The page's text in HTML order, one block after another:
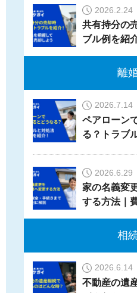
2026.2.24
共有持分の
ブル例を紹
て、安全に
離
2026.7.14
ペアローン
る？トラブ
2026.6.29
家の名義変
する方法｜
までケース
相
2026.6.14
不動産の遺